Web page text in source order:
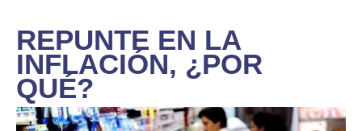
REPUNTE EN LA
INFLACIÓN, ¿POR
QUÉ?